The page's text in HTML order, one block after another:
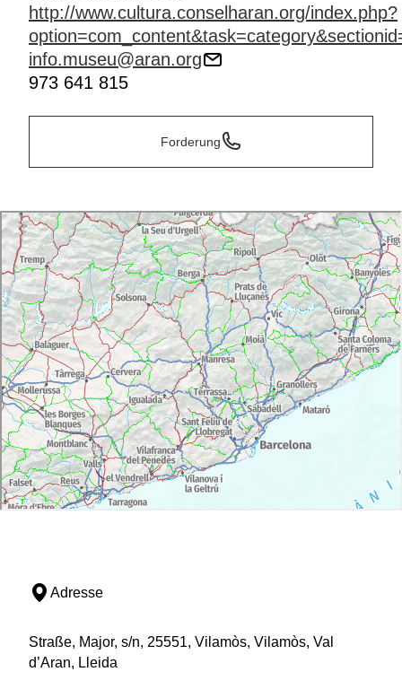
http://www.cultura.conselharan.org/index.php?
info.museu@aran.org
973 641 815
Forderung
Adresse
Straße, Major, s/n, 25551, Vilamòs, Vilamòs, Val
d’Aran, Lleida